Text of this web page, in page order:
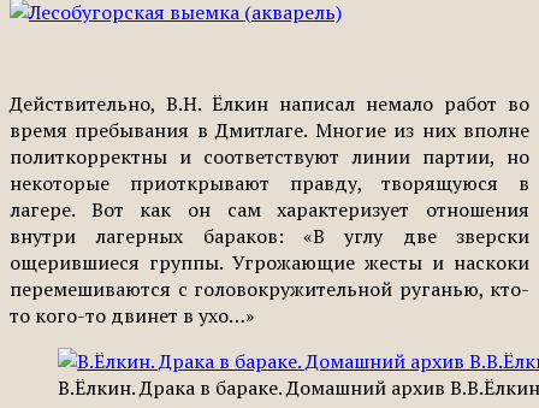
Действительно, В.Н. Ёлкин написал немало работ во
время пребывания в Дмитлаге. Многие из них вполне
политкорректны и соответствуют линии партии, но
некоторые приоткрывают правду, творящуюся в
лагере. Вот как он сам характеризует отношения
внутри лагерных бараков: «В углу две зверски
ощерившиеся группы. Угрожающие жесты и наскоки
перемешиваются с головокружительной руганью, кто-
то кого-то двинет в ухо…»
В.Ёлкин. Драка в бараке. Домашний архив